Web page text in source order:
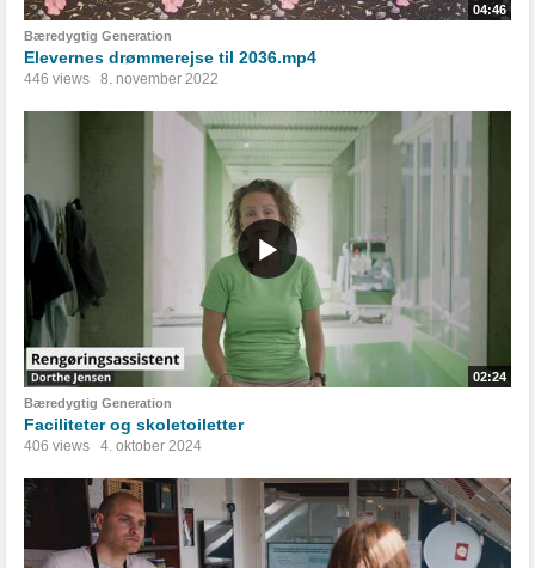
04:46
Bæredygtig Generation
Elevernes drømmerejse til 2036.mp4
446 views 8. november 2022
02:24
Bæredygtig Generation
Faciliteter og skoletoiletter
406 views 4. oktober 2024